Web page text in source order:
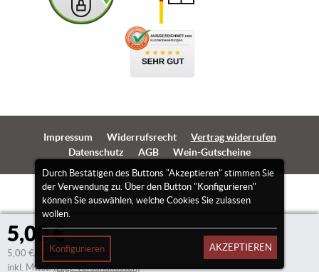
5,00 €
5,00 €/Liter
inkl. Mwst.(zzgl. Versandkosten)
Durch Bestätigen des Buttons "Akzeptieren" stimmen Sie
der Verwendung zu. Über den Button "Konfigurieren"
können Sie auswählen, welche Cookies Sie zulassen
wollen.
Konfigurieren AKZEPTIEREN
Impressum Widerrufsrecht
Vertrag widerrufen
Datenschutz
AGB Wein-Gutscheine